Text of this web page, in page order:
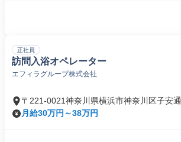
正社員
訪問入浴オペレーター
エフィラグループ株式会社
〒221-0021神奈川県横浜市神奈川区子安通
月給30万円～38万円